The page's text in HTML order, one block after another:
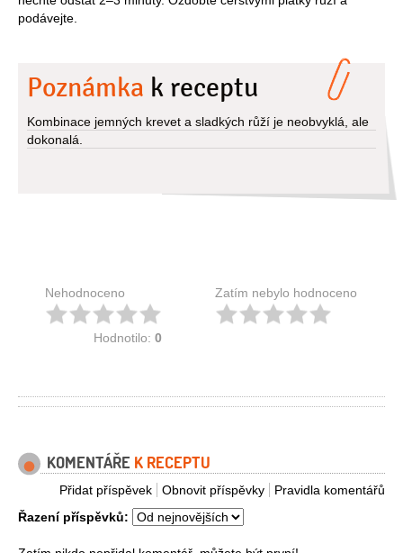
podávejte.
Poznámka k receptu
Kombinace jemných krevet a sladkých růží je neobvyklá, ale
dokonalá.
Nehodnoceno
Hodnotilo: 0
Zatím nebylo hodnoceno
KOMENTÁŘE K RECEPTU
Pravidla komentářů
Obnovit příspěvky
Přidat příspěvek
Řazení příspěvků: